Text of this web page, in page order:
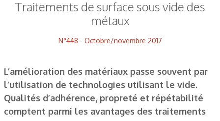
Traitements de surface sous vide des
métaux
N°448 - Octobre/novembre 2017
L’amélioration des matériaux passe souvent par
l’utilisation de technologies utilisant le vide.
Qualités d’adhérence, propreté et répétabilité
comptent parmi les avantages des traitements